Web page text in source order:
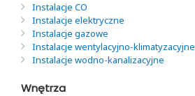
Instalacje CO
Instalacje elektryczne
Instalacje gazowe
Instalacje wentylacyjno-klimatyzacyjne
Instalacje wodno-kanalizacyjne
Wnętrza